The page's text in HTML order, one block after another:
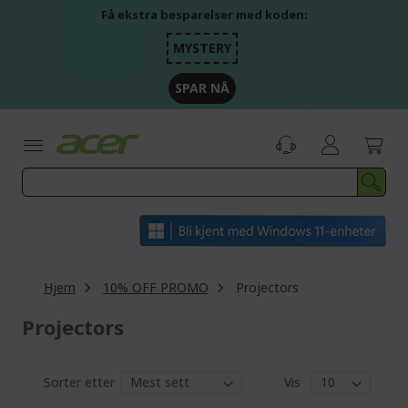
Få ekstra besparelser med koden:
MYSTERY
SPAR NÅ
Hjem 10% OFF PROMO Projectors
Projectors
Sorter etter Vis